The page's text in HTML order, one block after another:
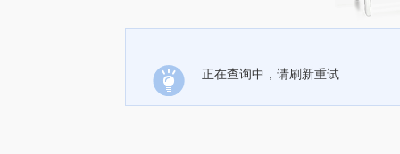
正在查询中，请刷新重试